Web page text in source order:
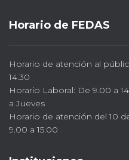
Horario de FEDAS
Horario de atención al
14.30
Horario Laboral: De 9.00 a
a Jueves
Horario de atención del 10
9.00 a 15.00